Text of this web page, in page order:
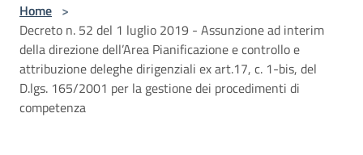
Home >
Decreto n. 52 del 1 luglio 2019 - Assunzione ad interim
della direzione dell’Area Pianificazione e controllo e
attribuzione deleghe dirigenziali ex art.17, c. 1-bis, del
D.lgs. 165/2001 per la gestione dei procedimenti di
competenza